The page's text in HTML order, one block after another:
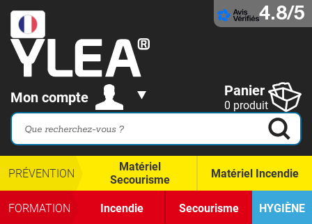
4.8/5
Mon compte Panier
0 produit
PRÉVENTION
Matériel
Secourisme
Matériel Incendie
FORMATION Incendie Secourisme HYGIÈNE